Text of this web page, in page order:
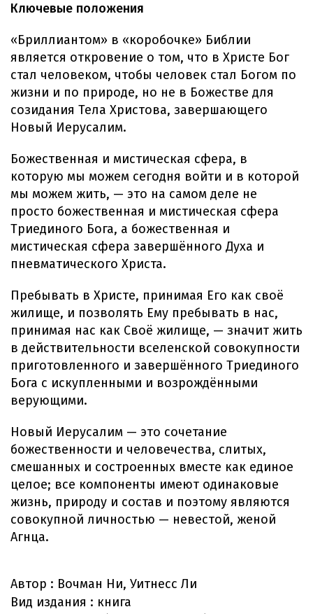
Ключевые положения
«Бриллиантом» в «коробочке» Библии
является откровение о том, что в Христе Бог
стал человеком, чтобы человек стал Богом по
жизни и по природе, но не в Божестве для
созидания Тела Христова, завершающего
Новый Иерусалим.
Божественная и мистическая сфера, в
которую мы можем сегодня войти и в которой
мы можем жить, — это на самом деле не
просто божественная и мистическая сфера
Триединого Бога, а божественная и
мистическая сфера завершённого Духа и
пневматического Христа.
Пребывать в Христе, принимая Его как своё
жилище, и позволять Ему пребывать в нас,
принимая нас как Своё жилище, — значит жить
в действительности вселенской совокупности
приготовленного и завершённого Триединого
Бога с искупленными и возрождёнными
верующими.
Новый Иерусалим — это сочетание
божественности и человечества, слитых,
смешанных и состроенных вместе как единое
целое; все компоненты имеют одинаковые
жизнь, природу и состав и поэтому являются
совокупной личностью — невестой, женой
Агнца.
Автор : Вочман Ни, Уитнесс Ли
Вид издания : книга